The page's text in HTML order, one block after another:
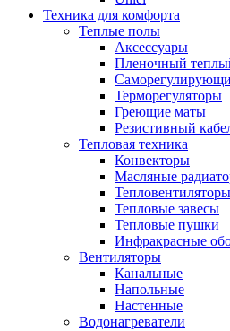
Техника для комфорта
Теплые полы
Аксессуары
Пленочный
Терморегуляторы
Греющие маты
Резистивный
Тепловая техника
Конвекторы
Масляные
Тепловентиляторы
Тепловые завесы
Тепловые пушки
Инфракрасные
Вентиляторы
Канальные
Напольные
Настенные
Водонагреватели